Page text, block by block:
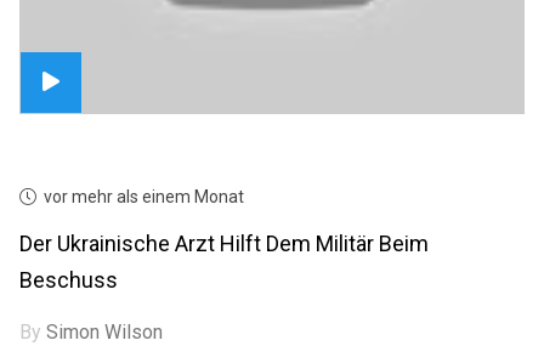
vor mehr als einem Monat
Der Ukrainische Arzt Hilft Dem Militär Beim
Beschuss
BySimon Wilson